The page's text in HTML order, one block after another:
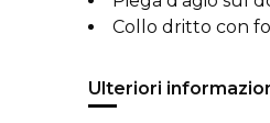
Collo dritto con
Ulteriori